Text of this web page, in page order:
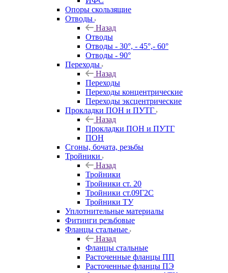
Опоры скользящие
Отводы
Назад
Отводы
Отводы - 30°, - 45°,- 60°
Отводы - 90°
Переходы
Назад
Переходы
Переходы концентрические
Переходы эксцентрические
Прокладки ПОН и ПУТГ
Назад
Прокладки ПОН и ПУТГ
ПОН
Сгоны, бочата, резьбы
Тройники
Назад
Тройники
Тройники ст. 20
Тройники ст.09Г2С
Тройники ТУ
Уплотнительные материалы
Фитинги резьбовые
Фланцы стальные
Назад
Фланцы стальные
Расточенные фланцы ПП
Расточенные фланцы ПЭ